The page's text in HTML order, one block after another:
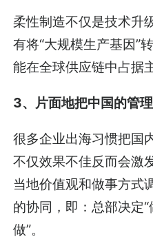
柔性制造不仅是技术升
有将“大规模生产基因”
能在全球供应链中占据
3、片面地把中国的管
很多企业出海习惯把国
不仅效果不佳反而会激
当地价值观和做事方式
的协同，即：总部决定
做”。